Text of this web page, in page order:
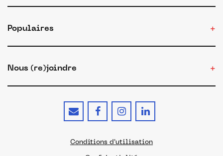
Populaires
Nous (re)joindre
Conditions d'utilisation